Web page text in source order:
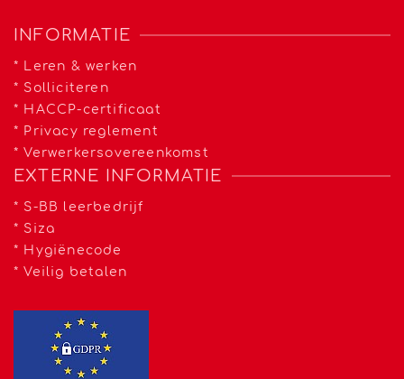
INFORMATIE
* Leren & werken
* Solliciteren
* HACCP-certificaat
* Privacy reglement
*Verwerkersovereenkomst
EXTERNE INFORMATIE
* S-BB leerbedrijf
* Siza
* Hygiënecode
*Veilig betalen